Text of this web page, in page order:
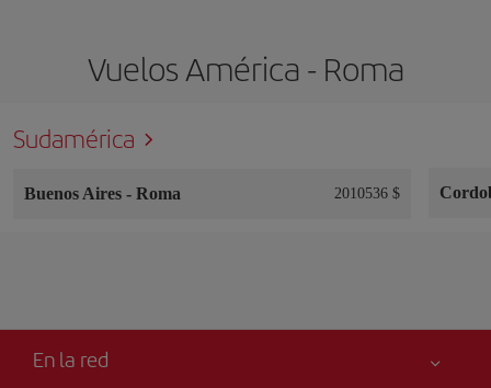
Vuelos América - Roma
Sudamérica
Buenos Aires - Roma 2010536 $
En la red